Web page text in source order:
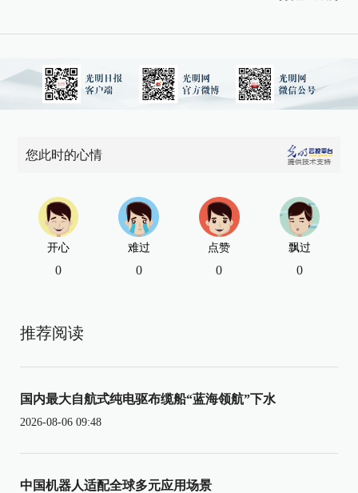
您此时的心情
开心
0
难过
0
点赞
0
飘过
0
推荐阅读
国内最大自航式纯电驱布缆船“蓝海领航”下水
2026-08-06 09:48
中国机器人适配全球多元应用场景